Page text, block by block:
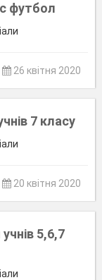
футбол
26 квітня 2020
7 класу
20 квітня 2020
5,6,7